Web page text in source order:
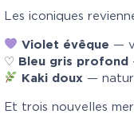
Les iconiques
Violet évêque —
♡ Bleu gris profond
Kaki doux —
Et trois nouvelles